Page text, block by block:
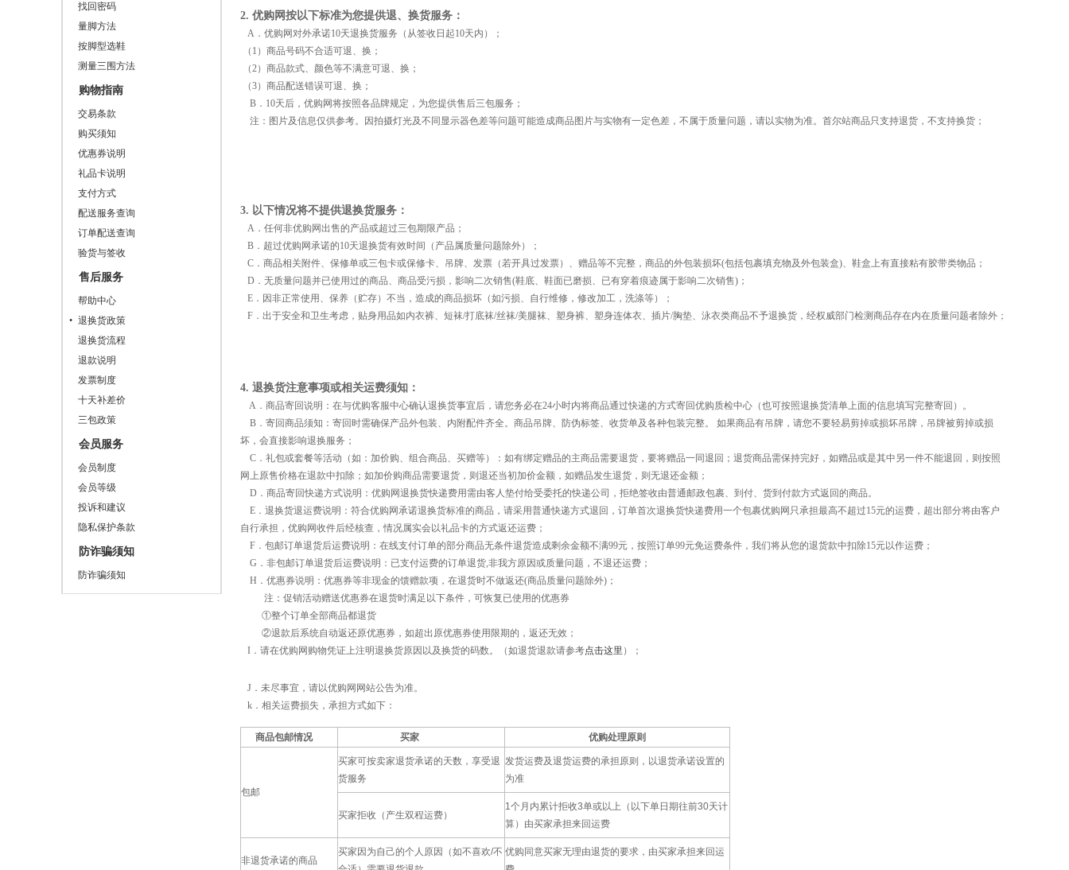
找回密码
量脚方法
按脚型选鞋
测量三围方法
购物指南
交易条款
购买须知
优惠券说明
礼品卡说明
支付方式
配送服务查询
订单配送查询
验货与签收
售后服务
帮助中心
退换货政策
退换货流程
退款说明
发票制度
十天补差价
三包政策
会员服务
会员制度
会员等级
投诉和建议
隐私保护条款
防诈骗须知
防诈骗须知
2. 优购网按以下标准为您提供退、换货服务：
A．优购网对外承诺10天退换货服务（从签收日起10天内）；
（1）商品号码不合适可退、换；
（2）商品款式、颜色等不满意可退、换；
（3）商品配送错误可退、换；
B．10天后，优购网将按照各品牌规定，为您提供售后三包服务；
注：图片及信息仅供参考。因拍摄灯光及不同显示器色差等问题可能造成商品图片与实物有一定色差，不属于质量问题，请以实物为准。首尔站商品只支持退货，不支持换货；
3. 以下情况将不提供退换货服务：
A．任何非优购网出售的产品或超过三包期限产品；
B．超过优购网承诺的10天退换货有效时间（产品属质量问题除外）；
C．商品相关附件、保修单或三包卡或保修卡、吊牌、发票（若开具过发票）、赠品等不完整，商品的外包装损坏(包括包裹填充物及外包装盒)、鞋盒上有直接粘有胶带类物品；
D．无质量问题并已使用过的商品、商品受污损，影响二次销售(鞋底、鞋面已磨损、已有穿着痕迹属于影响二次销售)；
E．因非正常使用、保养（贮存）不当，造成的商品损坏（如污损、自行维修，修改加工，洗涤等）；
F．出于安全和卫生考虑，贴身用品如内衣裤、短袜/打底袜/丝袜/美腿袜、塑身裤、塑身连体衣、插片/胸垫、泳衣类商品不予退换货，经权威部门检测商品存在内在质量问题者除外；
4. 退换货注意事项或相关运费须知：
A．商品寄回说明：在与优购客服中心确认退换货事宜后，请您务必在24小时内将商品通过快递的方式寄回优购质检中心（也可按照退换货清单上面的信息填写完整寄回）。
B．寄回商品须知：寄回时需确保产品外包装、内附配件齐全。商品吊牌、防伪标签、收货单及各种包装完整。 如果商品有吊牌，请您不要轻易剪掉或损坏吊牌，吊牌被剪掉或损
坏，会直接影响退换服务；
C．礼包或套餐等活动（如：加价购、组合商品、买赠等）：如有绑定赠品的主商品需要退货，要将赠品一同退回；退货商品需保持完好，如赠品或是其中另一件不能退回，则按照
网上原售价格在退款中扣除；如加价购商品需要退货，则退还当初加价金额，如赠品发生退货，则无退还金额；
D．商品寄回快递方式说明：优购网退换货快递费用需由客人垫付给受委托的快递公司，拒绝签收由普通邮政包裹、到付、货到付款方式返回的商品。
E．退换货退运费说明：符合优购网承诺退换货标准的商品，请采用普通快递方式退回，订单首次退换货快递费用一个包裹优购网只承担最高不超过15元的运费，超出部分将由客户
自行承担，优购网收件后经核查，情况属实会以礼品卡的方式返还运费；
F．包邮订单退货后运费说明：在线支付订单的部分商品无条件退货造成剩余金额不满99元，按照订单99元免运费条件，我们将从您的退货款中扣除15元以作运费；
G．非包邮订单退货后运费说明：已支付运费的订单退货,非我方原因或质量问题，不退还运费；
H．优惠券说明：优惠券等非现金的馈赠款项，在退货时不做返还(商品质量问题除外)；
注：促销活动赠送优惠券在退货时满足以下条件，可恢复已使用的优惠券
①整个订单全部商品都退货
②退款后系统自动返还原优惠券，如超出原优惠券使用限期的，返还无效；
I．请在优购网购物凭证上注明退换货原因以及换货的码数。（如退货退款请参考点击这里 ）；
J．未尽事宜，请以优购网网站公告为准。
k．相关运费损失，承担方式如下：
商品包邮情况 买家 优购处理原则
包邮
买家可按卖家退货承诺的天数，享受退
货服务
发货运费及退货运费的承担原则，以退货承诺设置的
为准
买家拒收（产生双程运费）
1个月内累计拒收3单或以上（以下单日期往前30天计
算）由买家承担来回运费
非退货承诺的商品
买家因为自己的个人原因（如不喜欢/不 优购同意买家无理由退货的要求，由买家承担来回运